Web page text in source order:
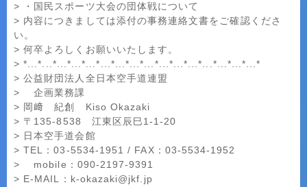
> ・国民スポーツ大会の団体戦について
> 内容につきましては添付の事務連絡文書をご確認くださ
い。
> 何卒よろしくお願いいたします。
> *...*...*...*...*...*...*...*...*...*...*...*...*...*...*...*...*
> 公益財団法人全日本空手道連盟
> 企画業務課
> 岡﨑 紀創 Kiso Okazaki
> 〒135-8538 江東区辰巳1-1-20
> 日本空手道会館
> TEL：03-5534-1951 / FAX：03-5534-1952
> mobile：090-2197-9391
> E-MAIL：k-okazaki@jkf.jp